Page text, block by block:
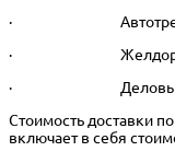
·
·
· Деловые
Стоимость доставки
включает в себя